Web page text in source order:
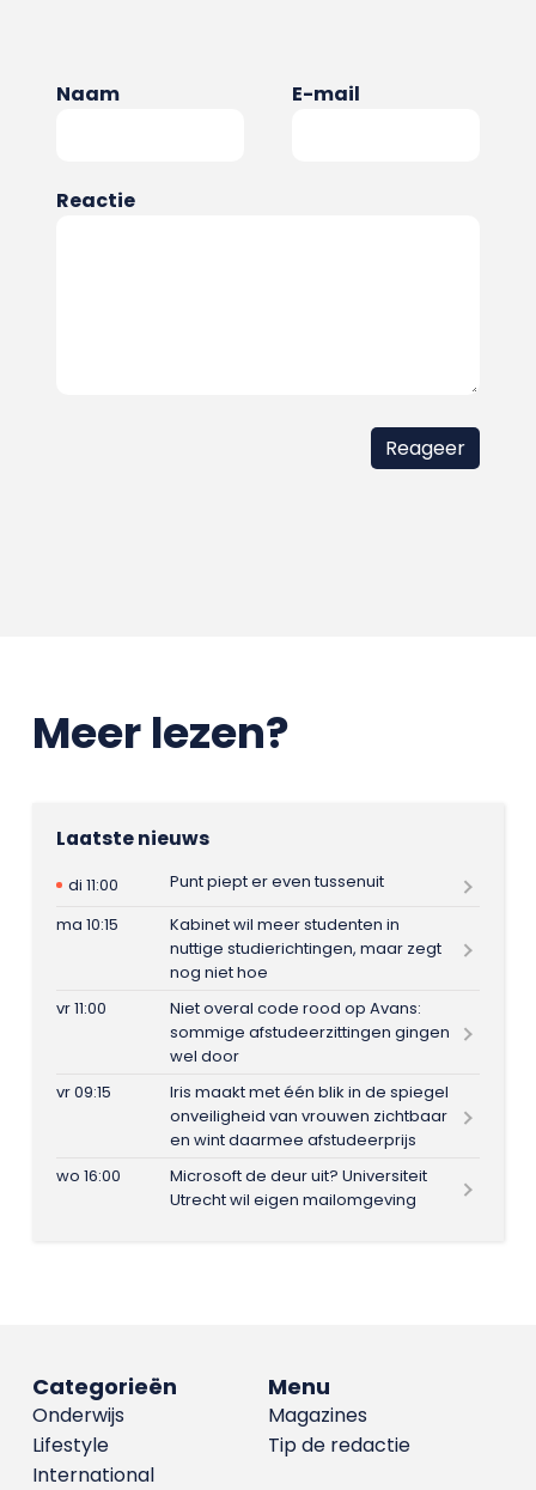
Naam E-mail
Reactie
Meer lezen?
Laatste nieuws
di 11:00
Punt piept er even tussenuit
ma 10:15
Kabinet wil meer studenten in
nuttige studierichtingen, maar zegt
nog niet hoe
vr 11:00
Niet overal code rood op Avans:
sommige afstudeerzittingen gingen
wel door
vr 09:15
Iris maakt met één blik in de spiegel
onveiligheid van vrouwen zichtbaar
en wint daarmee afstudeerprijs
wo 16:00
Microsoft de deur uit? Universiteit
Utrecht wil eigen mailomgeving
Menu
Magazines
Tip de redactie
Categorieën
Onderwijs
Lifestyle
International